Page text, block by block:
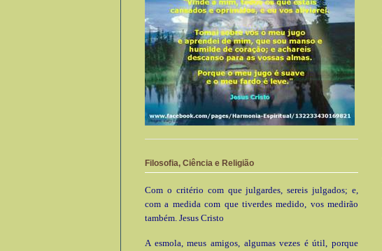
Filosofia, Ciência e Religião
Com o critério com que julgardes, sereis julgados; e,
com a medida com que tiverdes medido, vos medirão
também. Jesus Cristo
A esmola, meus amigos, algumas vezes é útil, porque